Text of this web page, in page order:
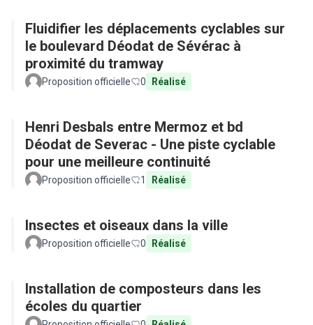
Fluidifier les déplacements cyclables sur
le boulevard Déodat de Sévérac à
proximité du tramway
Proposition officielle 0 Réalisé
Henri Desbals entre Mermoz et bd
Déodat de Severac - Une piste cyclable
pour une meilleure continuité
Proposition officielle 1 Réalisé
Insectes et oiseaux dans la ville
Proposition officielle 0 Réalisé
Installation de composteurs dans les
écoles du quartier